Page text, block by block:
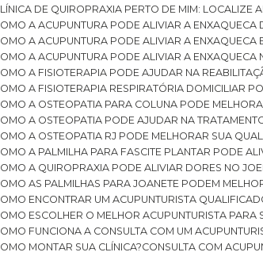
CLÍNICA DE QUIROPRAXIA PERTO DE MIM: LOCALIZE
COMO A ACUPUNTURA PODE ALIVIAR A
COMO A ACUPUNTURA PODE ALIVIAR A
COMO A ACUPUNTURA PODE ALIVIAR A ENXAQUECA
COMO A FISIOTERAPIA PODE AJUDAR NA
COMO A FISIOTERAPIA RESPIRATÓRIA DOMICILIAR
COMO A OSTEOPATIA PARA COLUNA PODE
COMO A OSTEOPATIA PODE AJUDAR NA
COMO A OSTEOPATIA RJ PODE MELHORAR SUA
COMO A PALMILHA PARA FASCITE PLANTAR PODE
COMO A QUIROPRAXIA PODE ALIVIAR DORES NO
COMO AS PALMILHAS PARA JOANETE PODEM
COMO ENCONTRAR UM ACUPUNTURISTA
COMO ESCOLHER O MELHOR ACUPUNTURISTA
COMO FUNCIONA A CONSULTA COM UM
COMO MONTAR SUA CLÍNICA?
CONSULTA COM